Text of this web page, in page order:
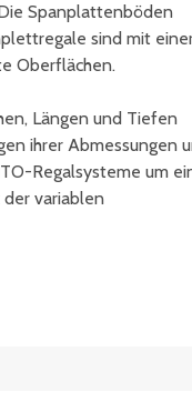
Spanplattenböden
sind mit
Oberflächen.
Längen und Tiefen
ihrer Abmessungen
Regalsysteme um
der variablen